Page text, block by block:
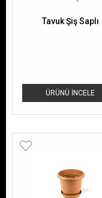
ÜRÜNÜ İNCELE
Tavuk Şiş Saplı